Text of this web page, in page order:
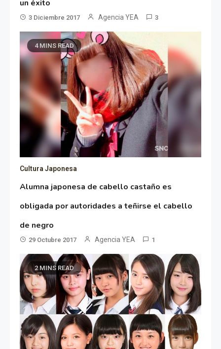
un éxito
3 Diciembre 2017 Agencia YEA 3
4 MINS READ
Cultura Japonesa
Alumna japonesa de cabello castaño es
obligada por autoridades a teñirse el cabello
de negro
29 Octubre 2017 Agencia YEA 1
2 MINS READ